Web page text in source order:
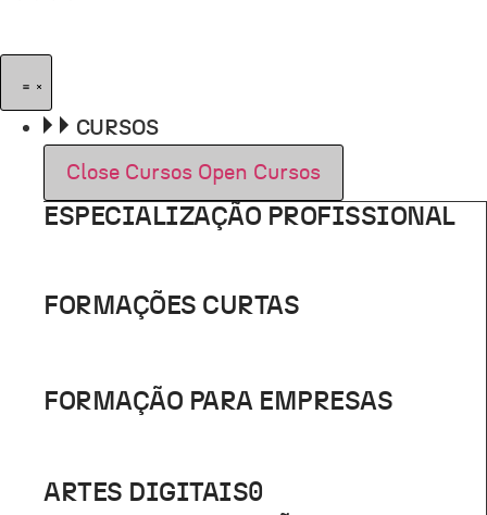
CURSOS
Close Cursos Open Cursos
ESPECIALIZAÇÃO PROFISSIONAL
FORMAÇÕES CURTAS
FORMAÇÃO PARA EMPRESAS
ARTES DIGITAIS0